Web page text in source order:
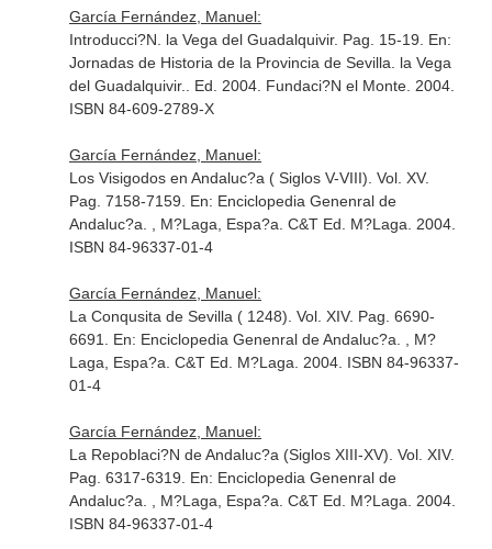
García Fernández, Manuel:
Introducci?N. la Vega del Guadalquivir. Pag. 15-19. En:
Jornadas de Historia de la Provincia de Sevilla. la Vega
del Guadalquivir.
. Ed. 2004. Fundaci?N el Monte. 2004.
ISBN 84-609-2789-X
García Fernández, Manuel:
Los Visigodos en Andaluc?a ( Siglos V-VIII). Vol. XV.
Pag. 7158-7159. En: Enciclopedia Genenral de
Andaluc?a . , M?Laga, Espa?a. C&T Ed. M?Laga. 2004.
ISBN 84-96337-01-4
García Fernández, Manuel:
La Conqusita de Sevilla ( 1248). Vol. XIV. Pag. 6690-
6691. En: Enciclopedia Genenral de Andaluc?a . , M?
Laga, Espa?a. C&T Ed. M?Laga. 2004. ISBN 84-96337-
01-4
García Fernández, Manuel:
La Repoblaci?N de Andaluc?a (Siglos XIII-XV). Vol. XIV.
Pag. 6317-6319. En: Enciclopedia Genenral de
Andaluc?a . , M?Laga, Espa?a. C&T Ed. M?Laga. 2004.
ISBN 84-96337-01-4